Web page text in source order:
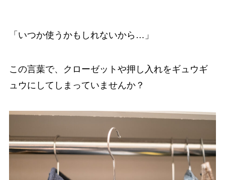
「いつか使うかもしれないから…」
この言葉で、クローゼットや押し入れをギュウギ
ュウにしてしまっていませんか？